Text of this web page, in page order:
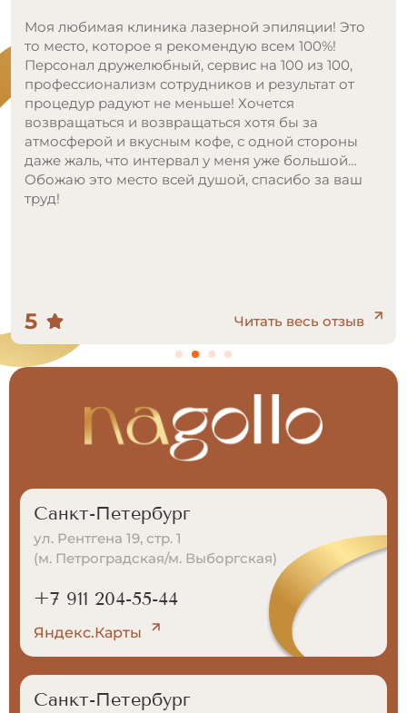
Очень классное место, рекомендую всем!
Долго искала и думала куда пойти на данную
процедуру, сомневалась и боялась. Посоветовала
знакомая, после ее воссторженных рассказов,
выбор был очевиден! Я так же осталась очень
доволна, удобно территориально, клиника очень
красивая и стильная, сотрудники все милые и
приятные. Сама процедура проходит
безболезненно и быстро, специалист всю
процедуру интересовалась моим самочувствием!
5 Читать весь отзыв
Санкт-Петербург
ул. Рентгена 19, стр. 1
(м. Петроградская/м. Выборгская)
+7 911 204-55-44
Яндекс.Карты
Санкт-Петербург